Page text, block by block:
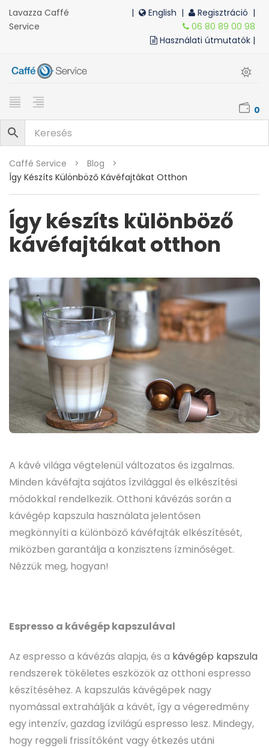
Lavazza Caffé
Service
| Regisztráció |
|
English
06 80 89 00 98
Használati útmutatók |
0
Caffé Service > Blog
>
Így Készíts Különböző Kávéfajtákat Otthon
Így készíts különböző
kávéfajtákat otthon
A kávé világa végtelenül változatos és izgalmas.
Minden kávéfajta sajátos ízvilággal és elkészítési
módokkal rendelkezik. Otthoni kávézás során a
kávégép kapszula használata jelentősen
megkönnyíti a különböző kávéfajták elkészítését,
miközben garantálja a konzisztens ízminőséget.
Nézzük meg, hogyan!
Espresso a kávégép kapszulával
Az espresso a kávézás alapja, és a kávégép kapszula
rendszerek tökéletes eszközök az otthoni espresso
készítéséhez. A kapszulás kávégépek nagy
nyomással extrahálják a kávét, így a végeredmény
egy intenzív, gazdag ízvilágú espresso lesz. Mindegy,
hogy reggeli frissítőként vagy étkezés utáni